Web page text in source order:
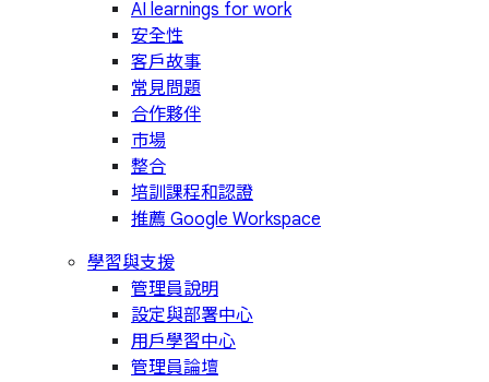
AI learnings for work
安全性
客戶故事
常見問題
合作夥伴
市場
整合
培訓課程和認證
推薦 Google Workspace
學習與支援
管理員說明
設定與部署中心
用戶學習中心
管理員論壇